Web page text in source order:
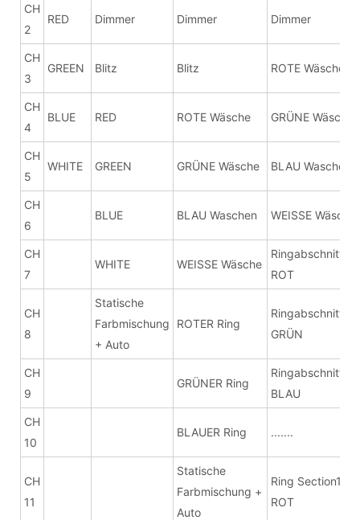
CH
2
RED Dimmer Dimmer Dimmer
CH
3
GREEN Blitz Blitz ROTE Wäsche
CH
4
BLUE RED ROTE Wäsche GRÜNE Wäsche
CH
5
WHITE GREEN GRÜNE Wäsche BLAU Waschen
CH
6
BLUE BLAU Waschen WEISSE Wäsche
CH
7
WHITE WEISSE Wäsche
Ringabschnitt 1
ROT
CH
8
Statische
Farbmischung
+ Auto
ROTER Ring
Ringabschnitt 1
GRÜN
CH
9
GRÜNER Ring
Ringabschnitt 1
BLAU
CH
10
BLAUER Ring .......
CH
11
Statische
Farbmischung +
Auto
Ring Section16
ROT